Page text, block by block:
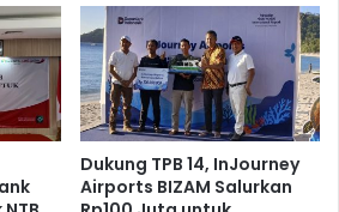
Dukung TPB 14, InJourney
Airports BIZAM Salurkan